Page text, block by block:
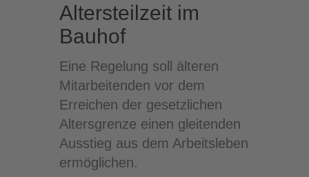
Altersteilzeit im
Bauhof
Eine Regelung soll älteren
Mitarbeitenden vor dem
Erreichen der gesetzlichen
Altersgrenze einen gleitenden
Ausstieg aus dem Arbeitsleben
ermöglichen.